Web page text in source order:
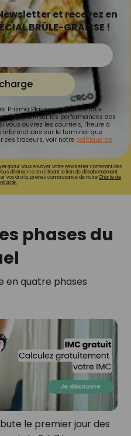
et recevez en
BRÛLE-GRAISSE !
Prisma Players analyse le taux
et optimiser les performances des
vous ouvrez les courriels, l'heure à
informations sur le terminal que
ces traceurs, voir notre politique de
vous envoyer votre newsletter contenant des
désinscrire en utilisant le lien de désabonnement
vos droits, prenez connaissance de notreCharte de
phases du
en quatre phases
le premier jour des